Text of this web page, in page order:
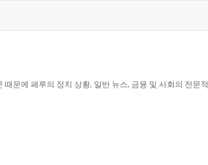
문에 페루의 정치 상황, 일반 뉴스, 금융 및 사회의 전문적